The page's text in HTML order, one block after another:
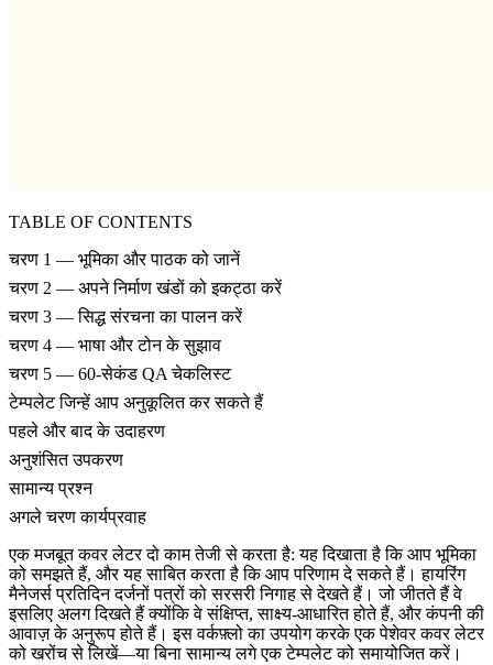
TABLE OF CONTENTS
चरण 1 — भूमिका और पाठक को जानें
चरण 2 — अपने निर्माण खंडों को इकट्ठा करें
चरण 3 — सिद्ध संरचना का पालन करें
चरण 4 — भाषा और टोन के सुझाव
चरण 5 — 60-सेकंड QA चेकलिस्ट
टेम्पलेट जिन्हें आप अनुकूलित कर सकते हैं
पहले और बाद के उदाहरण
अनुशंसित उपकरण
सामान्य प्रश्न
अगले चरण कार्यप्रवाह
एक मजबूत कवर लेटर दो काम तेजी से करता है: यह दिखाता है कि आप भूमिका
को समझते हैं, और यह साबित करता है कि आप परिणाम दे सकते हैं। हायरिंग
मैनेजर्स प्रतिदिन दर्जनों पत्रों को सरसरी निगाह से देखते हैं। जो जीतते हैं वे
इसलिए अलग दिखते हैं क्योंकि वे संक्षिप्त, साक्ष्य-आधारित होते हैं, और कंपनी की
आवाज़ के अनुरूप होते हैं। इस वर्कफ़्लो का उपयोग करके एक पेशेवर कवर लेटर
को खरोंच से लिखें—या बिना सामान्य लगे एक टेम्पलेट को समायोजित करें।